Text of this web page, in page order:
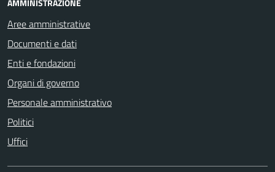
AMMINISTRAZIONE
Aree amministrative
Documenti e dati
Enti e fondazioni
Organi di governo
Personale amministrativo
Politici
Uffici